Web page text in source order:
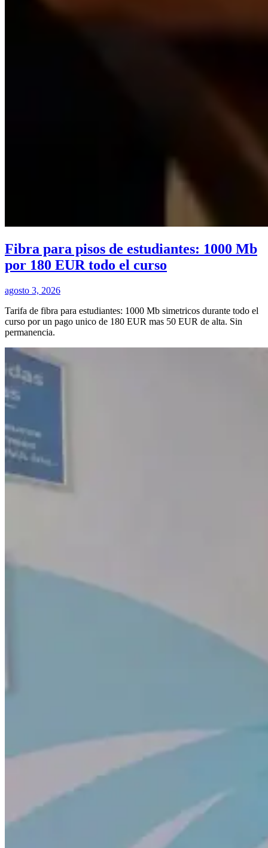
Fibra para pisos de estudiantes: 1000 Mb
por 180 EUR todo el curso
agosto 3, 2026
Tarifa de fibra para estudiantes: 1000 Mb simetricos durante todo el
curso por un pago unico de 180 EUR mas 50 EUR de alta. Sin
permanencia.